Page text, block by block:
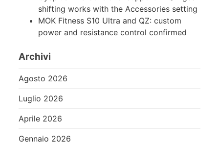
shifting works with the Accessories setting
MOK Fitness S10 Ultra and QZ: custom
power and resistance control confirmed
Archivi
Agosto 2026
Luglio 2026
Aprile 2026
Gennaio 2026